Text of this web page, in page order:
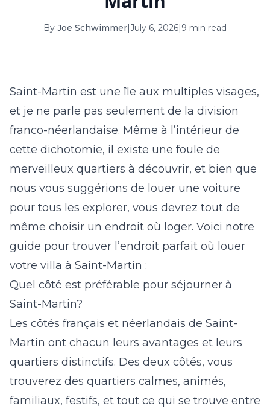
18 19 20
27 28
September 2026
S M T W T F S
1 2 3 4 5
13 14 15 16 17 18 19
21
27 28 29 30
By Joe Schwimmer|July 6, 2026|9 min read
Saint-Martin est une île aux multiples visages,
et je ne parle pas seulement de la division
franco-néerlandaise. Même à l’intérieur de
cette dichotomie, il existe une foule de
merveilleux quartiers à découvrir, et bien que
nous vous suggérions de louer une voiture
pour tous les explorer, vous devrez tout de
même choisir un endroit où loger. Voici notre
guide pour trouver l’endroit parfait où louer
votre villa à Saint-Martin :
Quel côté est préférable pour séjourner à
Saint-Martin?
Les côtés français et néerlandais de Saint-
Martin ont chacun leurs avantages et leurs
quartiers distinctifs. Des deux côtés, vous
trouverez des quartiers calmes, animés,
familiaux, festifs, et tout ce qui se trouve entre